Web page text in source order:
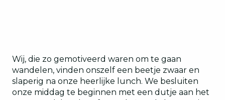
Wij, die zo gemotiveerd waren om te gaan
wandelen, vinden onszelf een beetje zwaar en
slaperig na onze heerlijke lunch. We besluiten
onze middag te beginnen met een dutje aan het